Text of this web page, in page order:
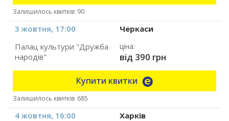
Залишилось квитків: 90
3 жовтня, 17:00
Черкаси
Палац культури "Дружба
народів"
ціна:
від 390 грн
Купити квитки
Залишилось квитків: 685
4 жовтня, 16:00
Харків